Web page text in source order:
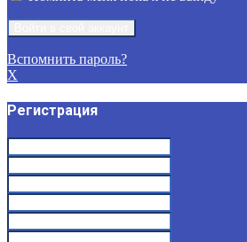
Вспомнить пароль?
X
Регистрация